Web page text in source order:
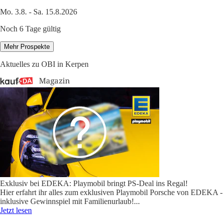
Mo. 3.8. - Sa. 15.8.2026
Noch 6 Tage gültig
Mehr Prospekte
Aktuelles zu OBI in Kerpen
Exklusiv bei EDEKA: Playmobil bringt PS-Deal ins Regal!
Hier erfahrt ihr alles zum exklusiven Playmobil Porsche von EDEKA -
inklusive Gewinnspiel mit Familienurlaub!...
Jetzt lesen